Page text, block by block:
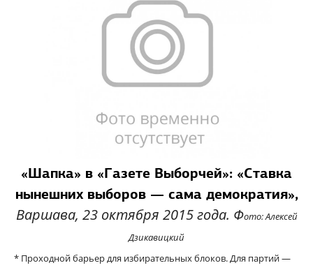
«Шапка» в «Газете Выборчей»: «Ставка
нынешних выборов — сама демократия»,
Варшава, 23 октября 2015 года. Фото: Алексей
Дзикавицкий
* Проходной барьер для избирательных блоков. Для партий —